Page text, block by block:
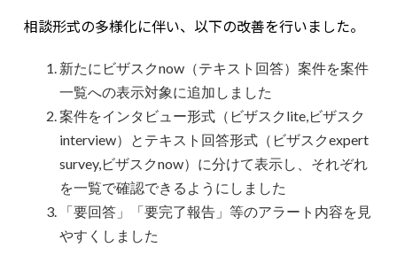
相談形式の多様化に伴い、以下の改善を行いました。
新たにビザスクnow（テキスト回答）案件を案件
一覧への表示対象に追加しました
案件をインタビュー形式（ビザスクlite,ビザスク
interview）とテキスト回答形式（ビザスクexpert
survey,ビザスクnow）に分けて表示し、それぞれ
を一覧で確認できるようにしました
「要回答」「要完了報告」等のアラート内容を見
やすくしました